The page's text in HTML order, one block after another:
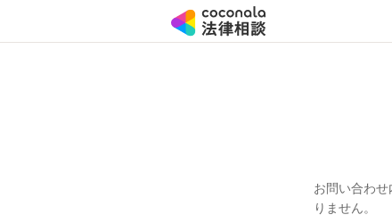
お問い合わ
りません。